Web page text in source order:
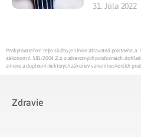
31. Júla 2022
Poskytovateľom tejto služby je Union zdravotná poisťovňa, a.
zákonom č. 581/2004 Z.z. o zdravotných poisťovniach,
zmene a doplnení niektorých zákonov v znení neskorších
Zdravie